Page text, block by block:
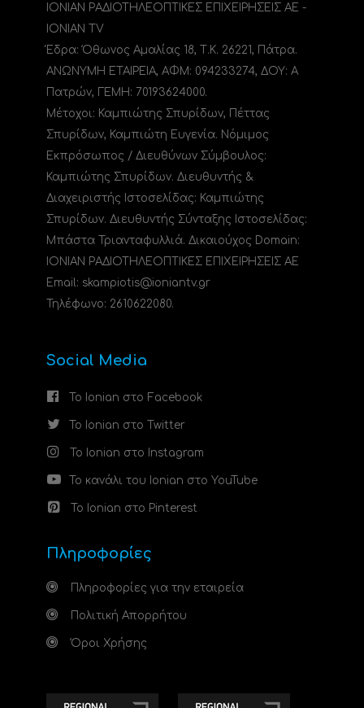
ΙΟΝΙΑΝ ΡΑΔΙΟΤΗΛΕΟΠΤΙΚΕΣ ΕΠΙΧΕΙΡΗΣΕΙΣ ΑΕ -
IONIAN TV
Έδρα: Όθωνος Αμαλίας 18, Τ.Κ. 26221, Πάτρα.
ΑΝΩΝΥΜΗ ΕΤΑΙΡΕΙΑ, ΑΦΜ: 094233274, ΔΟΥ: A
Πατρών, ΓΕΜΗ: 70193624000.
Μέτοχοι: Καμπιώτης Σπυρίδων, Πέττας
Σπυρίδων, Καμπιώτη Ευγενία. Νόμιμος
Εκπρόσωπος / Διευθύνων Σύμβουλος:
Καμπιώτης Σπυρίδων. Διευθυντής &
Διαχειριστής Ιστοσελίδας: Καμπιώτης
Σπυρίδων. Διευθυντής Σύνταξης Ιστοσελίδας:
Μπάστα Τριανταφυλλιά. Δικαιούχος Domain:
ΙΟΝΙΑΝ ΡΑΔΙΟΤΗΛΕΟΠΤΙΚΕΣ ΕΠΙΧΕΙΡΗΣΕΙΣ ΑΕ
Email: skampiotis@ioniantv.gr
Τηλέφωνο: 2610622080.
Social Media
Το Ionian στο Facebook
Το Ionian στο Twitter
Το Ionian στο Instagram
Το κανάλι του Ionian στο YouTube
Το Ionian στο Pinterest
Πληροφορίες
Πληροφορίες για την εταιρεία
Πολιτική Απορρήτου
Όροι Χρήσης